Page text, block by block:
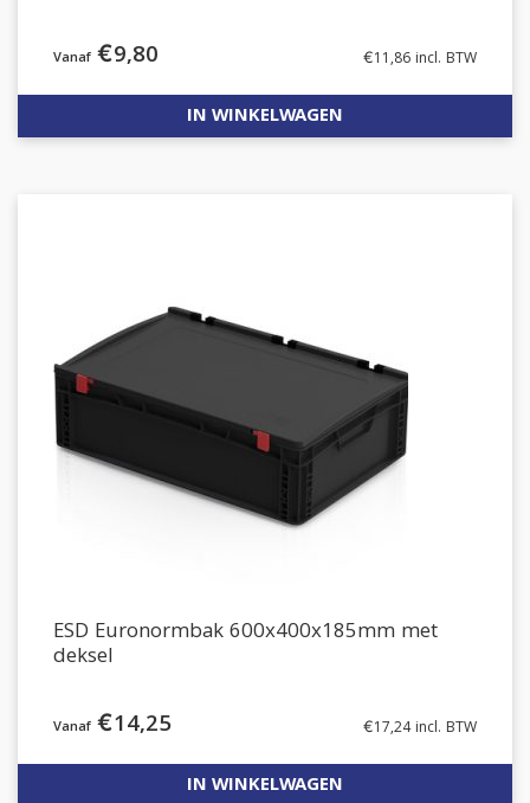
€9,80 €11,86 incl. BTW
IN WINKELWAGEN
ESD Euronormbak 600x400x185mm met
deksel
€14,25 €17,24incl. BTW
IN WINKELWAGEN